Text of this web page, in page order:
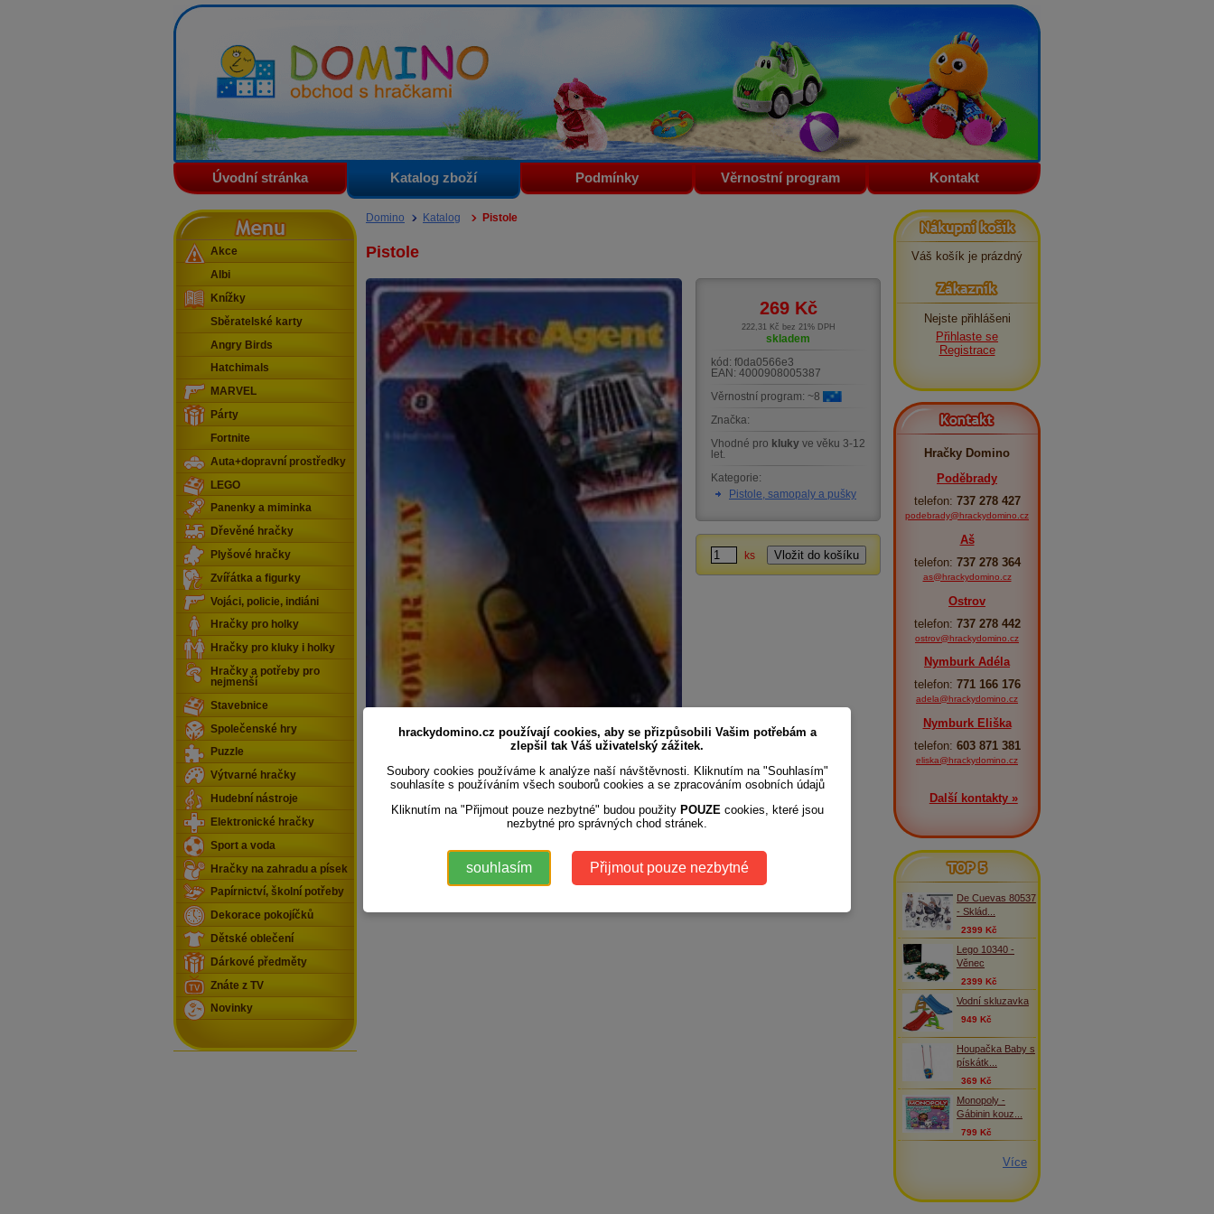
Domino - obchod s hračkami
Úvodní stránka Katalog zboží Podmínky Věrnostní program Kontakt
Domino Katalog Pistole
Pistole
269 Kč
222,31 Kč bez 21% DPH
skladem
kód: f0da0566e3
EAN: 4000908005387
Věrnostní program: ~8
Značka:
Vhodné pro kluky ve věku 3-12
let.
Kategorie:
Pistole, samopaly a pušky
ks
Menu
Akce
Albi
Knížky
Sběratelské karty
Angry Birds
Hatchimals
MARVEL
Párty
Fortnite
Auta+dopravní prostředky
LEGO
Panenky a miminka
Dřevěné hračky
Plyšové hračky
Zvířátka a figurky
Vojáci, policie, indiáni
Hračky pro holky
Hračky pro kluky i holky
Hračky a potřeby pro
nejmenší
Stavebnice
Společenské hry
Puzzle
Výtvarné hračky
Hudební nástroje
Elektronické hračky
Sport a voda
Hračky na zahradu a písek
Papírnictví, školní potřeby
Dekorace pokojíčků
Dětské oblečení
Dárkové předměty
Znáte z TV
Novinky
Nákupní košík
Váš košík je prázdný
Zákazník
Nejste přihlášeni
Přihlaste se
Registrace
Kontakt
Hračky Domino
Poděbrady
telefon: 737 278 427
podebrady@hrackydomino.cz
Aš
telefon: 737 278 364
as@hrackydomino.cz
Ostrov
telefon: 737 278 442
ostrov@hrackydomino.cz
Nymburk Adéla
telefon: 771 166 176
adela@hrackydomino.cz
Nymburk Eliška
telefon: 603 871 381
eliska@hrackydomino.cz
Další kontakty »
TOP 5
De Cuevas 80537
- Sklád...
2399 Kč
Lego 10340 -
Věnec
2399 Kč
Vodní skluzavka
949 Kč
Houpačka Baby s
pískátk...
369 Kč
Monopoly -
Gábinin kouz...
799 Kč
Více
hrackydomino.cz používají cookies, aby se přizpůsobili Vašim potřebám a
zlepšil tak Váš uživatelský zážitek.
Soubory cookies používáme k analýze naší návštěvnosti. Kliknutím na "Souhlasím"
souhlasíte s používáním všech souborů cookies a se zpracováním osobních údajů
Kliknutím na "Přijmout pouze nezbytné" budou použity POUZE cookies, které jsou
nezbytné pro správných chod stránek.
souhlasím Přijmout pouze nezbytné